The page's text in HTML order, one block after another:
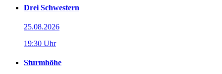
Drei Schwestern
25.08.2026
19:30 Uhr
Sturmhöhe